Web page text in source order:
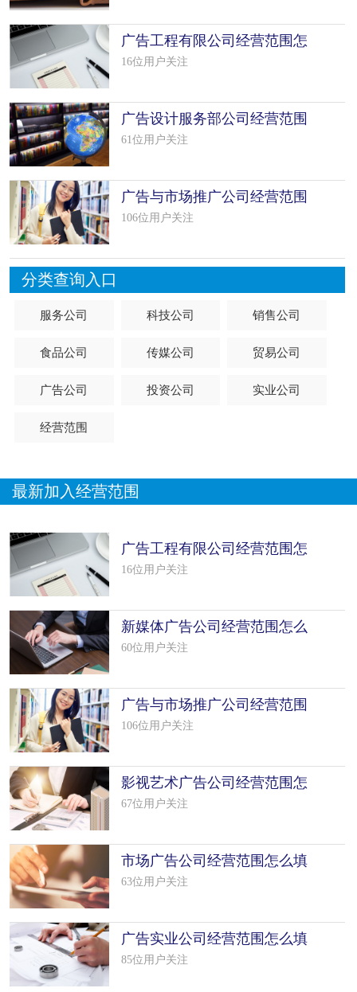
广告工程有限公司经营范围怎
么填写
16位用户关注
广告设计服务部公司经营范围
怎么填
61位用户关注
广告与市场推广公司经营范围
怎么填
106位用户关注
分类查询入口
服务公司 科技公司 销售公司
食品公司 传媒公司 贸易公司
广告公司 投资公司 实业公司
经营范围
最新加入经营范围
广告工程有限公司经营范围怎
么填写（24个模板）
16位用户关注
新媒体广告公司经营范围怎么
填写（50个模板）
60位用户关注
广告与市场推广公司经营范围
怎么填写（9个模板）
106位用户关注
影视艺术广告公司经营范围怎
么填写（50个模板）
67位用户关注
市场广告公司经营范围怎么填
写（50个模板）
63位用户关注
广告实业公司经营范围怎么填
写（50个模板）
85位用户关注